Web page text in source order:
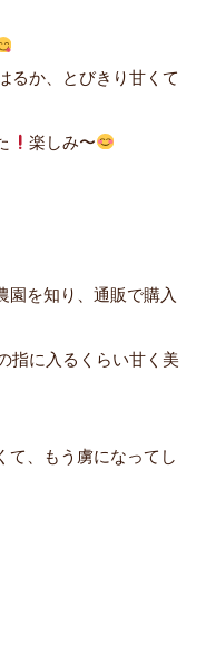
るか、とびきり甘くて
楽しみ〜
園を知り、通販で購入
指に入るくらい甘く美
て、もう虜になってし